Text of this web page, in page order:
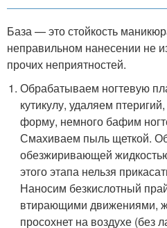
База — это стойкость
неправильном нанесении не
прочих неприятностей.
Обрабатываем ногтевую
кутикулу, удаляем
форму, немного бафим
Смахиваем пыль щеткой.
обезжиривающей
этого этапа нельзя
Наносим безкислотный
втирающими движениями,
просохнет на воздухе (без